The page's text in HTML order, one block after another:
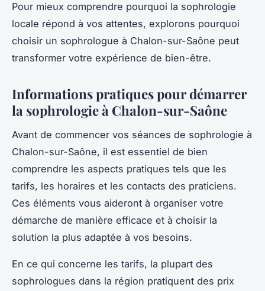
Pour mieux comprendre pourquoi la sophrologie
locale répond à vos attentes, explorons pourquoi
choisir un sophrologue à Chalon-sur-Saône peut
transformer votre expérience de bien-être.
Informations pratiques pour démarrer
la sophrologie à Chalon-sur-Saône
Avant de commencer vos séances de sophrologie à
Chalon-sur-Saône, il est essentiel de bien
comprendre les aspects pratiques tels que les
tarifs, les horaires et les contacts des praticiens.
Ces éléments vous aideront à organiser votre
démarche de manière efficace et à choisir la
solution la plus adaptée à vos besoins.
En ce qui concerne les tarifs, la plupart des
sophrologues dans la région pratiquent des prix